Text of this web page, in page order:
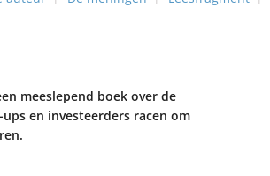
meeslepend boek over de
en investeerders racen om